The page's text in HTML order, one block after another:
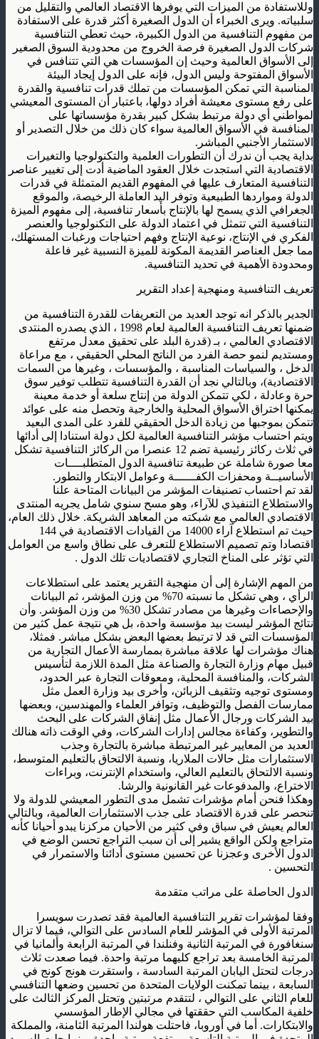
وللاستفادة من الميزات التي يوفرها الاقتصاد العالمي والتقليل من
سلبياته. ويرى الخبراء أن الدول الصغيرة أكثر قدرة على الاستفادة
من مفهوم التنافسية من الدول الكبيرة، حيث تعطي التنافسية
شركات الدول الصغيرة فرصة الخروج من محدودية السوق الصغير
إلى الأسواق العالمية وحيث إن المؤسسات هي التي تتنافس في
الأسواق المفتوحة وليس الدول، فإنه على الدول إيجاد البيئة
المناسبة التي تمكن المؤسسات من تملك قدرات تنافسية والقدرة
على رفع مستوى معيشة أفراد دولها، باعتبار أن المستوى المعيشي
لمواطني أي دولة مرتبط بشكل كبير بقدرة مؤسساتها على
المنافسة في الأسواق العالمية سواء كان ذلك من خلال التصدير أو
الاستثمار الأجنبي المباشر.
بداية يجب أن ندرك أن التطورات العلمية والتكنولوجيا والتغيرات
الاقتصادية التي استجدت خلال العقود الماضية أدت إلى تغيير عناصر
التنافسية المتعارف عليها في المفهوم القديم المتمثلة في قدرات
الدولة ومواردها الطبيعية وتوفر اليد العاملة الرخيصة، والموقع
الجغرافي الذي يسمح لها بالإنتاج بأسعار تنافسية، إلى مفهوم الميزة
التنافسية التي تتمثل في اعتماد الدولة على التكنولوجيا والعنصر
الفكري في الإنتاج، نوعية الإنتاج وفهم احتياجات ورغبات المستهلك،
مما جعل العناصر القديمة المكونة للميزة النسبية غير فاعلة
ومحدودة الأهمية في تحديد التنافسية.
تعريف التنافسية ومنهجية إعداد التقرير
الجدير بالذكر انه توجد العديد من التعريفات للقدرة التنافسية من
ضمنها تعريف التنافسية العالمية لعام 1998 ، الذي يصدره المنتدى
الاقتصادي العالمي ، بـ (قدرة البلد على تحقيق معدل مرتفع
ومستديم لنمو حصة الفرد من الناتج المحلي الحقيقي ، مع مراعاة
الدخل ، والسياسات المناسبة ، والمؤسسات ، وغيرها من السمات
الاقتصادية)، وبالتالي نجد أن القدرة التنافسية تتطلب توفير سوق
حرة وعادلة ، لكي تتمكن الدولة من إنتاج سلعة أو خدمة معينة
يمكنها اختراق الأسواق المحلية والخارجية وتحصل منه على عوائد
تتمكن بموجبها من زيادة الدخل الحقيقي للفرد على المدى البعيد
ويتم احتساب مؤشر التنافسية العالمية لكل دولة استنادا إلى أدائها
في ثلاث ركائز رئيسية تضم 12 عنصرا من الركائز التنافسية تشكل
معا صورة شاملة عن طبيعة تنافسية الدول المتطلبــــات
الأساسيــة ومحفزات الكفــــــة وعوامل الابتكار والتطور.
لقد تم احتساب تصنيفات المؤشر من البيانات المتاحة علنا
والاستطلاع التنفيذي للآراء، وهو مسح سنوي شامل يجريه المنتدى
الاقتصادي العالمي مع شبكته من المعاهد الشريكة. خلال ذلك العام،
حيث تم استطلاع آراء 14000 من القيادات الاقتصادية في 144
اقتصادا وتم تصميم الاستطلاع للتعرف على نطاق واسع من العوامل
التي تؤثر على المناخ التجاري لاقتصاديات تلك الدول .
من المهم الإشارة إلى أن منهجية التقرير يعتمد على استطلاعات
الرأي ، وهي تشكل ما نسبته 70% من وزن المؤشر، ثم البيانات
والإحصاءات وغيرها من مصادر تشكل 30% من وزن المؤشر. وأن
نتائج المؤشر ليست بيد مؤسسة واحدة، بل هي نتيجة عمل كثير من
المؤسسات التي قد لا ترتبط بعضها البعض بشكل مباشر. فمثلا،
هناك مؤشرات لها علاقة مباشرة بممارسة الأعمال التجارية من
قبيل مهام وزارة التجارة والصناعة مثل المدة اللازمة لتأسيس
الشركات، والمنافسة المحلية، ومعوقات التجارة عبر الحدود،
ومستوى توجيه وتثقيف الزبائن، وأخرى بيد وزارة العمل مثل
ممارسات الفصل والتوظيف، وتوافر العلماء والمهندسين، وبعضها
بيد الشركات ورجال الأعمال مثل إنفاق الشركات على البحث
والتطوير، وكفاءة مجالس إدارات الشركات، وفي الوقت ذاته هنالك
العديد من المعايير غير المرتبطة مباشرة بالتجارة وجذب
الاستثمارات مثل حالات الملاريا، ونسبة الالتحاق بالتعليم المتوسط،
ونسبة الالتحاق بالتعليم العالي، واستخدام الإنترنت، وبراءات
الاختراع، والمدفوعات غير القانونية والرشا.
وهكذا فنحن أمام مؤشرات تشمل مدى التطور المعيشي للدولة ولا
تنحصر على قدرة الاقتصاد على جذب الاستثمارات العالمية، وبالتالي
العالم يعيش في سباق وفي كثير من الأحيان مركزنا يبدو أحيانا كأنه
متراجع ولكن الواقع يشير إلى أن سبب التراجع تحسن الوضع في
الدول الأخرى وعجزنا عن تحسين مستوى أدائنا والاستمرار في
التحسين .
الدول الحاصلة على مراتب متقدمة
وفقا لمؤشرات تقرير التنافسية العالمية فقد تصدرت سويسرا
المرتبة الأولى في المؤشر للعام السادس على التوالي، فيما لا تزال
سنغافورة في المرتبة الثانية وفنلندا في المرتبة الرابعة وألمانيا في
المرتبة الخامسة بعد تراجع كليهما مرتبة واحدة. فيما صعدت ثلاث
درجات لتحتل اليابان المرتبة السادسة ، واستقرت هونج كونج في
السابعة ، بينما تمكنت الولايات المتحدة من تحسين وضعها التنافسي
للعام الثاني على التوالي ، لتتقدم مرتبتين وتحتل المركز الثالث على
خلفية المكاسب التي حققتها في مجالي الإطار المؤسسي
والابتكارات. أما في أوروبا، فاحتلت هولندا المرتبة الثامنة، والمملكة